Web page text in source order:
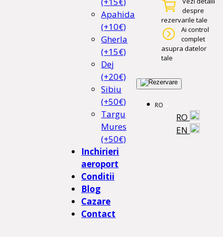
Apahida
(+10€)
Gherla
(+15€)
Dej
(+20€)
Sibiu
(+50€)
Targu
Mures
(+50€)
Inchirieri
aeroport
Conditii
Blog
Cazare
Contact
despre
rezervarile tale
Ai control
complet
asupra datelor
tale
RO
RO
EN